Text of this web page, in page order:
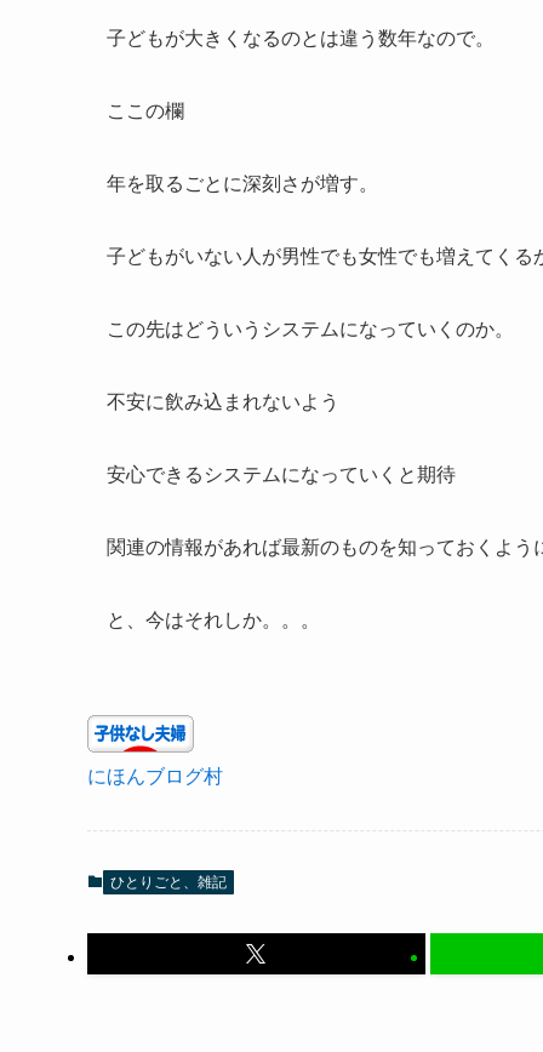
子どもが大きくなるのとは違う数年なので。
ここの欄
年を取るごとに深刻さが増す。
子どもがいない人が男性でも女性でも増えてくる
この先はどういうシステムになっていくのか。
不安に飲み込まれないよう
安心できるシステムになっていくと期待
関連の情報があれば最新のものを知っておくよう
と、今はそれしか。。。
にほんブログ村
ひとりごと、雑記